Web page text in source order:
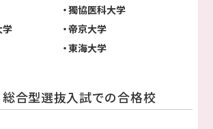
獨協医科大学
学
帝京大学
東海大学
合型選抜入試での合格校